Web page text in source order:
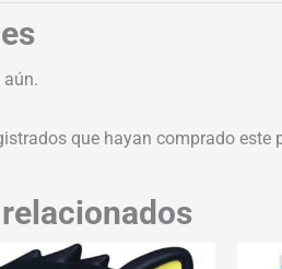
que hayan comprado este